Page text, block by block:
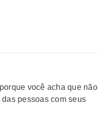
você acha que não
pessoas com seus